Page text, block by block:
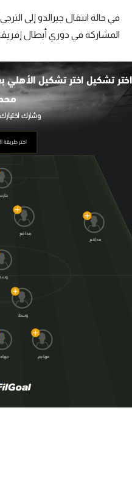
في حالة انتقال جيرالدو إلى
المشاركة في دوري أبطال
اختر تشكيل اختر تشكيل
وشارك اختيارك مع أصدقائك‎
اختر طريقة
مدافع
مدافع
وسط
مهاجم